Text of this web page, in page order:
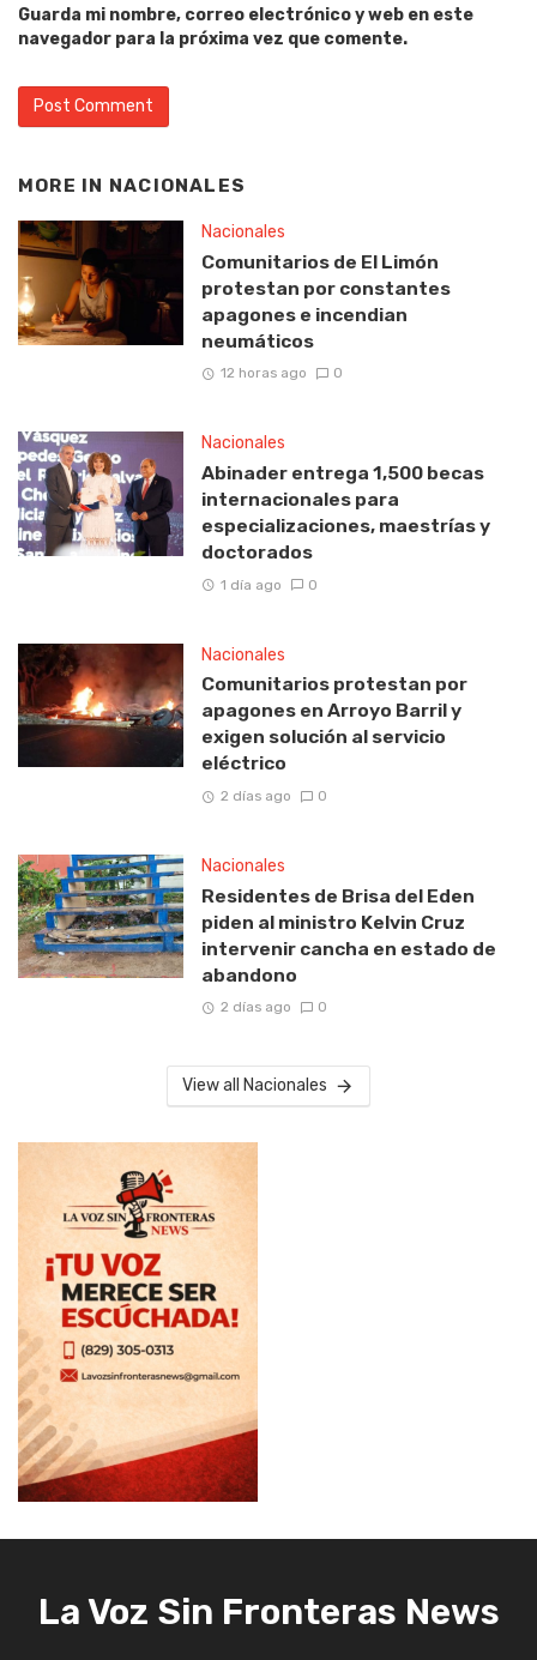
Guarda mi nombre, correo electrónico y web en este
navegador para la próxima vez que comente.
MORE IN NACIONALES
Nacionales
Comunitarios de El Limón
protestan por constantes
apagones e incendian
neumáticos
12 horas ago 0
Nacionales
Abinader entrega 1,500 becas
internacionales para
especializaciones, maestrías y
doctorados
1 día ago 0
Nacionales
Comunitarios protestan por
apagones en Arroyo Barril y
exigen solución al servicio
eléctrico
2 días ago 0
Nacionales
Residentes de Brisa del Eden
piden al ministro Kelvin Cruz
intervenir cancha en estado de
abandono
2 días ago 0
View all Nacionales
La Voz Sin Fronteras News